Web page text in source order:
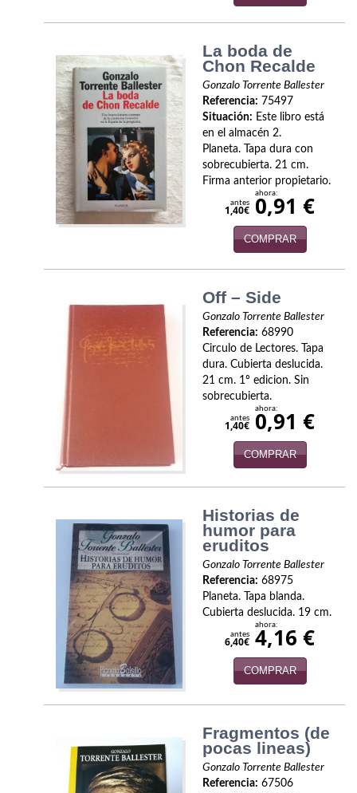
Infantil y juvenil
Infantil y juvenil. Nuevo!!
Infantil y juvenil. Nuevo!!!
Informática
Mafia y espionaje
Novela fantástica
Novela histórica
Novela negra
Novela romántica
Otros idiomas
Papás, Mamás, Bebés...
Papás, Mamás, Bebés…
La boda de
Chon Recalde
Gonzalo Torrente Ballester
Referencia: 75497
Situación: Este libro está
en el almacén 2.
Planeta. Tapa dura con
sobrecubierta. 21 cm.
Firma anterior propietario.
antes
1,40€
ahora:
0,91 €
COMPRAR
Off – Side
Gonzalo Torrente Ballester
Referencia: 68990
Circulo de Lectores. Tapa
dura. Cubierta deslucida.
21 cm. 1º edicion. Sin
sobrecubierta.
antes
1,40€
ahora:
0,91 €
COMPRAR
Historias de
humor para
eruditos
Gonzalo Torrente Ballester
Referencia: 68975
Planeta. Tapa blanda.
Cubierta deslucida. 19 cm.
antes
6,40€
ahora:
4,16 €
COMPRAR
Fragmentos (de
pocas lineas)
Gonzalo Torrente Ballester
Referencia: 67506